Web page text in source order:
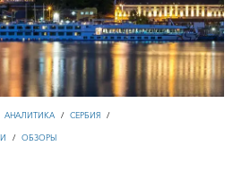
АНАЛИТИКА / СЕРБИЯ /
/ ОБЗОРЫ